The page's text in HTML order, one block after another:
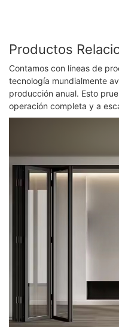
Productos
Contamos con líneas de
tecnología mundialmente
producción anual. Esto
operación completa y a